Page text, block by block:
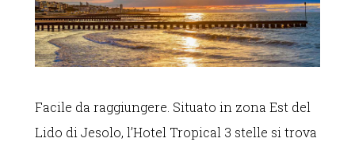
Facile da raggiungere. Situato in zona Est del
Lido di Jesolo, l’Hotel Tropical 3 stelle si trova